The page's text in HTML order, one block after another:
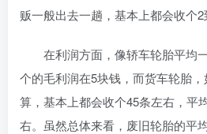
贩一般出去一趟，基本上都会收个2
在利润方面，像轿车轮胎平均
个的毛利润在5块钱，而货车轮胎
算，基本上都会收个45条左右，平
右。虽然总体来看，废旧轮胎的平